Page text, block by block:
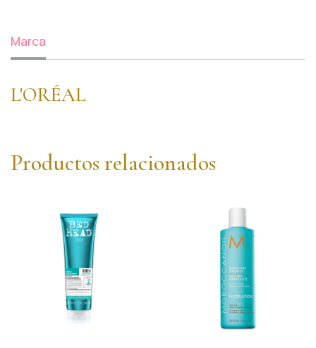
Marca
L'ORÉAL
Productos relacionados